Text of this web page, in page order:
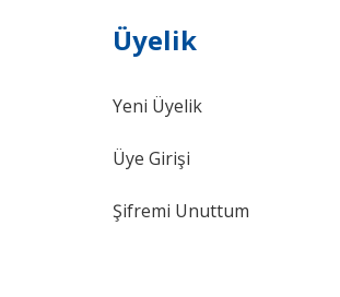
Üyelik
Yeni Üyelik
Üye Girişi
Şifremi Unuttum